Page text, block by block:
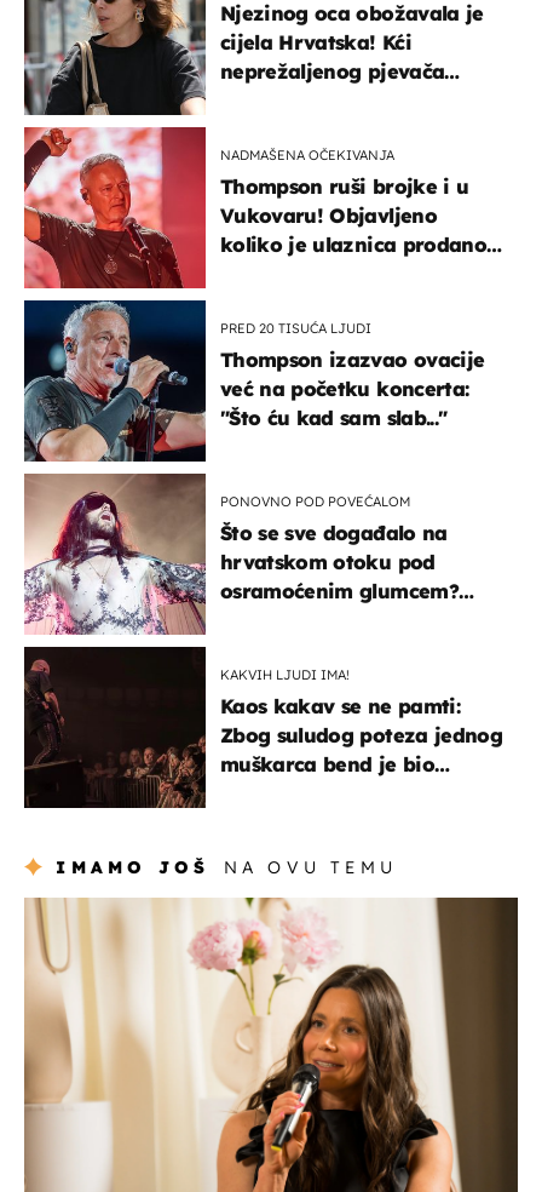
Njezinog oca obožavala je
cijela Hrvatska! Kći
neprežaljenog pjevača
NADMAŠENA OČEKIVANJA
Thompson ruši brojke i u
Vukovaru! Objavljeno
koliko je ulaznica prodano
PRED 20 TISUĆA LJUDI
Thompson izazvao ovacije
već na početku koncerta:
"Što ću kad sam slab..."
PONOVNO POD POVEĆALOM
Što se sve događalo na
hrvatskom otoku pod
osramoćenim glumcem?
KAKVIH LJUDI IMA!
Kaos kakav se ne pamti:
Zbog suludog poteza jednog
muškarca bend je bio
IMAMO JOŠ NA OVU TEMU
moda & ljepota